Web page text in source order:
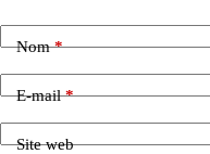
Nom*
E-mail*
Site web